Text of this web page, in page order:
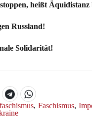
heißt Äquidistanz
Russland!
Solidarität!
, Faschismus,